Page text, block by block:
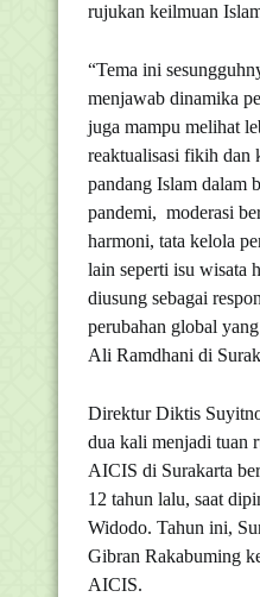
rujukan keilmuan
“Tema ini
menjawab dinamika
juga mampu melihat
reaktualisasi fikih dan
pandang Islam dalam
pandemi, moderasi
harmoni, tata kelola
lain seperti isu wisata
diusung sebagai
perubahan global
Ali Ramdhani di
Direktur Diktis
dua kali menjadi tuan
AICIS di Surakarta
12 tahun lalu, saat
Widodo. Tahun ini,
Gibran Rakabuming
AICIS.